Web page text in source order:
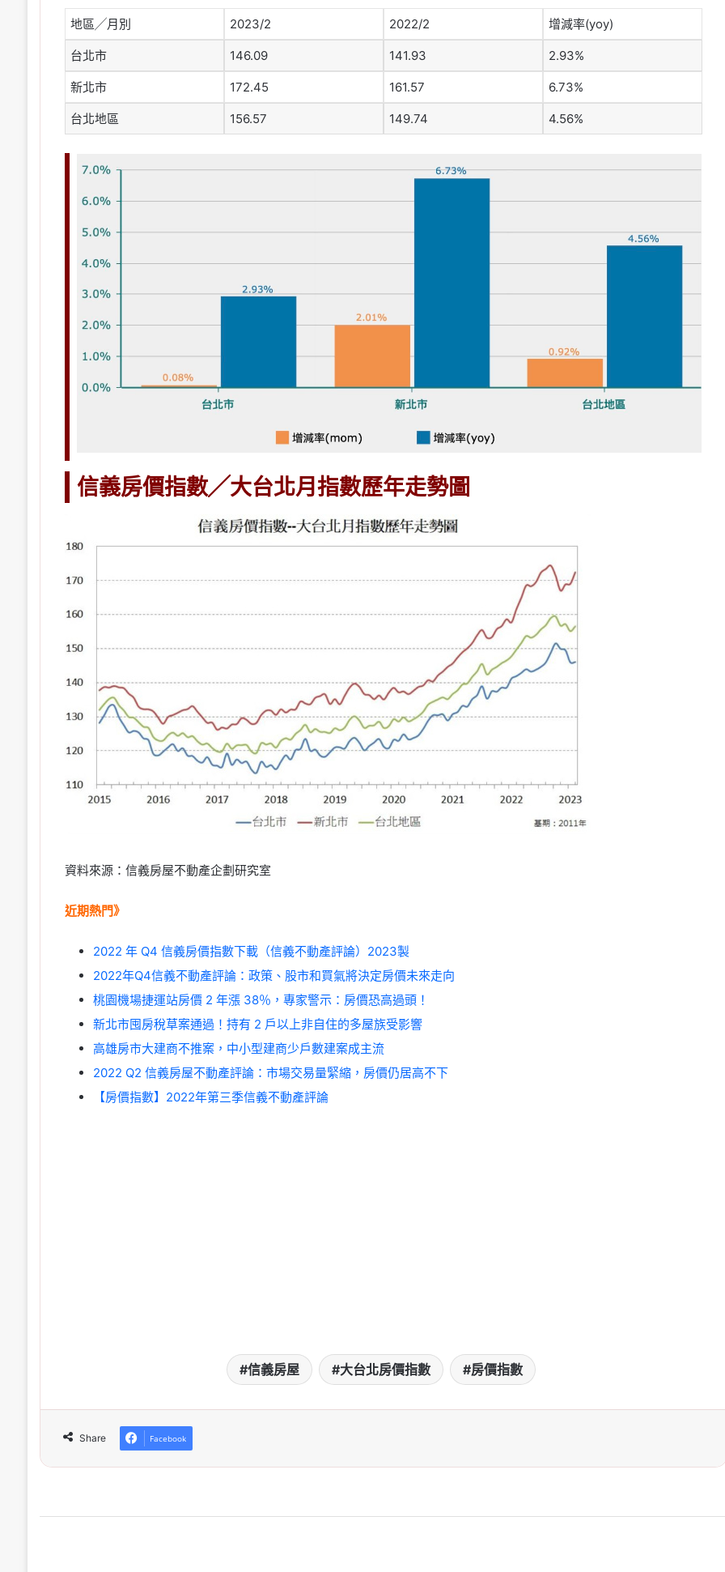
地區╱月別 2023/2 2022/2 增減率(yoy)
台北市 146.09 141.93 2.93%
新北市 172.45 161.57 6.73%
台北地區 156.57 149.74 4.56%
信義房價指數╱大台北月指數歷年走勢圖
資料來源：信義房屋不動產企劃研究室
近期熱門》
2022 年 Q4 信義房價指數下載（信義不動產評論）2023製
2022年Q4信義不動產評論：政策、股市和買氣將決定房價未來走向
桃園機場捷運站房價 2 年漲 38％，專家警示：房價恐高過頭！
新北市囤房稅草案通過！持有 2 戶以上非自住的多屋族受影響
高雄房市大建商不推案，中小型建商少戶數建案成主流
2022 Q2 信義房屋不動產評論：市場交易量緊縮，房價仍居高不下
【房價指數】2022年第三季信義不動產評論
信義房屋 大台北房價指數 房價指數
Share Facebook